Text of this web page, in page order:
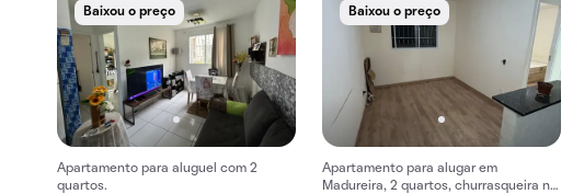
Baixou o preço
Apartamento para aluguel com 2
quartos.
Baixou o preço
Apartamento para alugar em
Madureira, 2 quartos, churrasqueira no